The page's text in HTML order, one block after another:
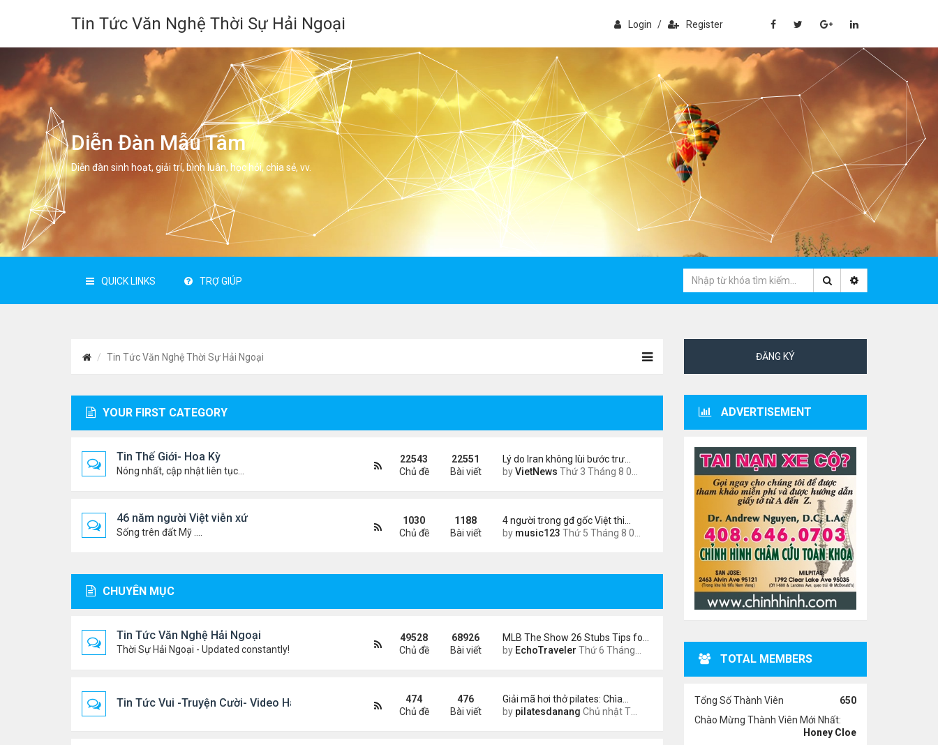
Tin Tức Văn Nghệ Thời Sự Hải Ngoại Login / Register
Diễn Đàn Mẫu Tâm
Diễn đàn sinh hoạt, giải trí, bình luân, học hỏi, chia sẻ, vv.
QUICK LINKS TRỢ GIÚP
Tin Tức Văn Nghệ Thời Sự Hải Ngoại
YOUR FIRST CATEGORY
Tin Thế Giới- Hoa Kỳ
Nóng nhất, cập nhật liên tục...
Lý do Iran không lùi bước trư…
byVietNews Thứ 3 Tháng 8 04, 2026 4:32 pm
22543
Chủ đề
22551
Bài viết
46 năm người Việt viễn xứ
Sống trên đất Mỹ ....
4 người trong gđ gốc Việt thi…
by music123 Thứ 5 Tháng 8 06, 2026 4:06 pm
1030
Chủ đề
1188
Bài viết
CHUYÊN MỤC
Tin Tức Văn Nghệ Hải Ngoại
Thời Sự Hải Ngoại - Updated constantly!
MLB The Show 26 Stubs Tips fo…
by EchoTraveler Thứ 6 Tháng 8 07, 2026 12:31 am
49528
Chủ đề
68926
Bài viết
Tin Tức Vui -Truyện Cười- Video Hài
Giải mã hơi thở pilates: Chìa…
by pilatesdanang Chủ nhật Tháng 7 27, 2025 12:57 pm
474
Chủ đề
476
Bài viết
ĐĂNG KÝ
ADVERTISEMENT
TOTAL MEMBERS
Tổng Số Thành Viên
650
Chào Mừng Thành Viên Mới Nhất:
Honey Cloe